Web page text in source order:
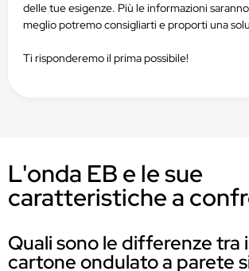
delle tue esigenze. Più le informazioni
meglio potremo consigliarti e proporti una
Ti risponderemo il prima possibile!
L'onda EB e le sue
caratteristiche a
Quali sono le differenze tra
cartone ondulato a parete